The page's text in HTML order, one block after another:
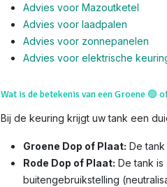
Advies voor Mazoutketel
Advies voor laadpalen
Advies voor zonnepanelen
Advies voor elektrische
Wat is de betekenis van een Groene 🟢
Bij de keuring krijgt uw tank een
Groene Dop of Plaat: De tank
Rode Dop of Plaat: De tank is
buitengebruikstelling